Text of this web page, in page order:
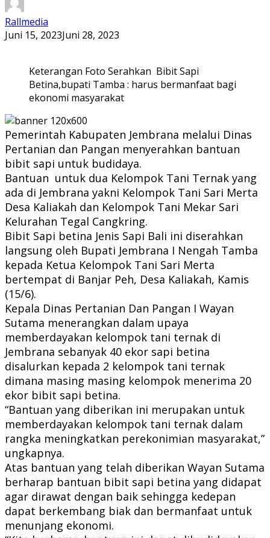
Rallmedia
Juni 15, 2023Juni 28, 2023
Keterangan Foto Serahkan Bibit Sapi
Betina,bupati Tamba : harus bermanfaat bagi
ekonomi masyarakat
Pemerintah Kabupaten Jembrana melalui Dinas
Pertanian dan Pangan menyerahkan bantuan
bibit sapi untuk budidaya.
Bantuan untuk dua Kelompok Tani Ternak yang
ada di Jembrana yakni Kelompok Tani Sari Merta
Desa Kaliakah dan Kelompok Tani Mekar Sari
Kelurahan Tegal Cangkring.
Bibit Sapi betina Jenis Sapi Bali ini diserahkan
langsung oleh Bupati Jembrana I Nengah Tamba
kepada Ketua Kelompok Tani Sari Merta
bertempat di Banjar Peh, Desa Kaliakah, Kamis
(15/6).
Kepala Dinas Pertanian Dan Pangan I Wayan
Sutama menerangkan dalam upaya
memberdayakan kelompok tani ternak di
Jembrana sebanyak 40 ekor sapi betina
disalurkan kepada 2 kelompok tani ternak
dimana masing masing kelompok menerima 20
ekor bibit sapi betina.
“Bantuan yang diberikan ini merupakan untuk
memberdayakan kelompok tani ternak dalam
rangka meningkatkan perekonimian masyarakat,”
ungkapnya.
Atas bantuan yang telah diberikan Wayan Sutama
berharap bantuan bibit sapi betina yang didapat
agar dirawat dengan baik sehingga kedepan
dapat berkembang biak dan bermanfaat untuk
menunjang ekonomi.